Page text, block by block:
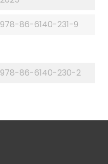
978-86-6140-231-9
978-86-6140-230-2